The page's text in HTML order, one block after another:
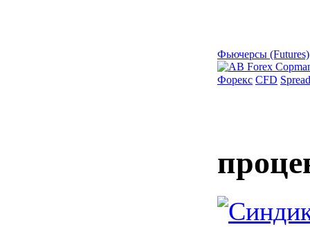
Фьючерсы (Futures)
Форекс CFD